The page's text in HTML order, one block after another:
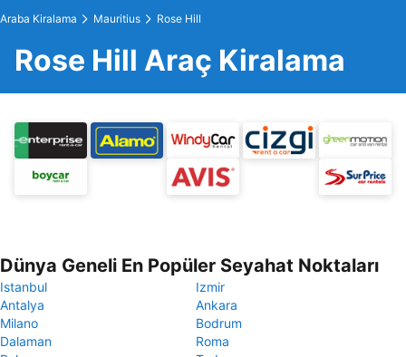
Araba Kiralama Mauritius Rose Hill
Rose Hill Araç Kiralama
Dünya Geneli En Popüler Seyahat Noktaları
Istanbul
Izmir
Antalya
Ankara
Milano
Bodrum
Dalaman
Roma